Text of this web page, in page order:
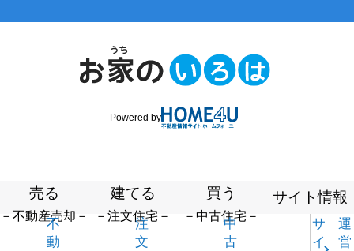
Powered by
売る
－不動産売却－
不
動
建てる
－注文住宅－
注
文
買う
－中古住宅－
中
古
サイト情報
サ
イ
運
営